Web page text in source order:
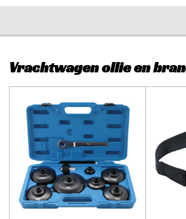
Vrachtwagen ollie en